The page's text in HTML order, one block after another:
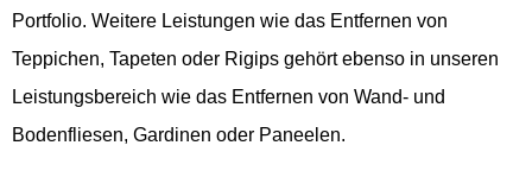
Portfolio. Weitere Leistungen wie das Entfernen von
Teppichen, Tapeten oder Rigips gehört ebenso in unseren
Leistungsbereich wie das Entfernen von Wand- und
Bodenfliesen, Gardinen oder Paneelen.